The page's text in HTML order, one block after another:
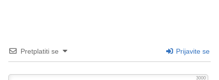
Pretplatiti se Prijavite se
3000